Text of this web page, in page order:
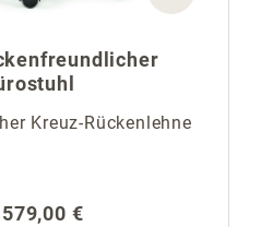
Kreuz-Rückenlehne
Preis:
579,00 €